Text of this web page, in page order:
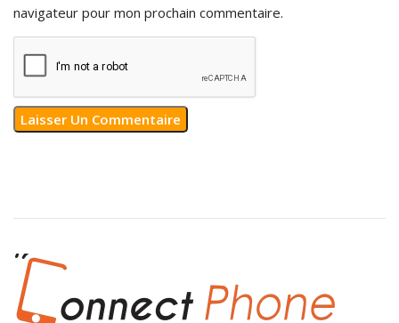
navigateur pour mon prochain commentaire.